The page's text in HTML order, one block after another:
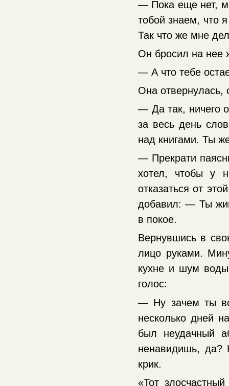
— Пока еще нет,
тобой знаем, что
Так что же мне
Он бросил на нее
— А что тебе
Она отвернулась,
— Да так, ничего
за весь день
над книгами. Ты
— Прекрати
хотел, чтобы у
отказаться от
добавил: — Ты
в покое.
Вернувшись в
лицо руками.
кухне и шум
голос:
— Ну зачем ты
несколько дней
был неудачный
ненавидишь,
крик.
«Тот